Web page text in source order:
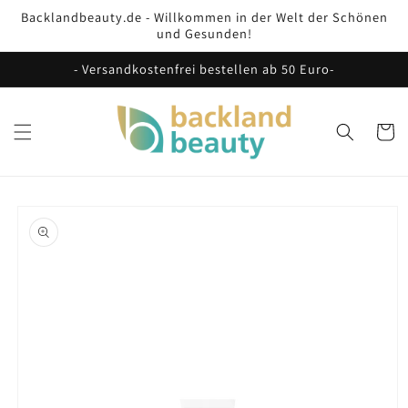
zum
Backlandbeauty.de - Willkommen in der Welt der Schönen
und Gesunden!
- Versandkostenfrei bestellen ab 50 Euro-